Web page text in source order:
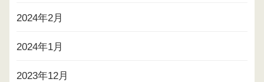
2024年2月
2024年1月
2023年12月